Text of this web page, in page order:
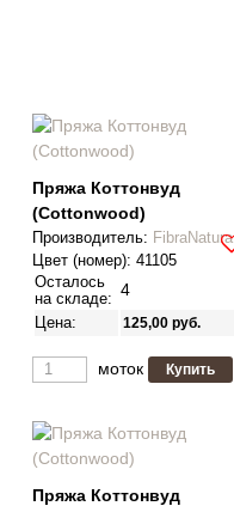
Пряжа Коттонвуд
(Cottonwood)
Производитель: FibraNatura
Цвет (номер): 41105
Осталось
на складе: 4
Цена: 125,00 руб.
моток
Пряжа Коттонвуд